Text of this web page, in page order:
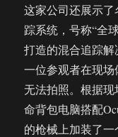
这家公司还展示了
踪系统，号称“全
打造的混合追踪
一位参观者在现
无法拍照。根据
命背包电脑搭配
的枪械上加装了一